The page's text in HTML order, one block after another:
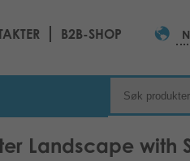
B2B-SHOP
Landscape with